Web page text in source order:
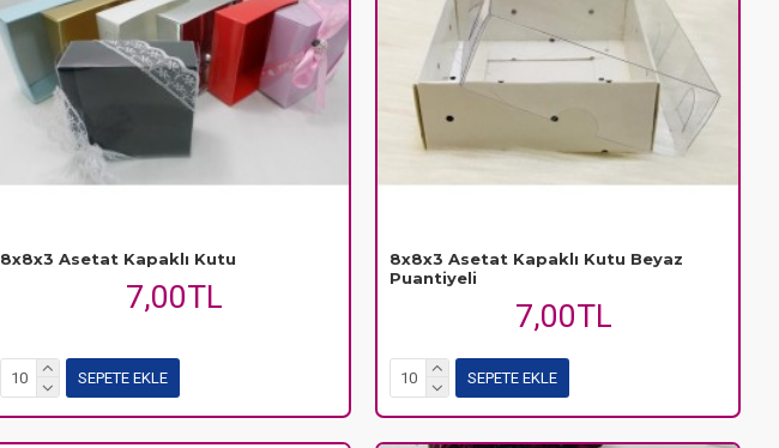
8x8x3 Asetat Kapaklı Kutu
7,00TL
SEPETE EKLE
8x8x3 Asetat Kapaklı Kutu Beyaz
Puantiyeli
7,00TL
SEPETE EKLE